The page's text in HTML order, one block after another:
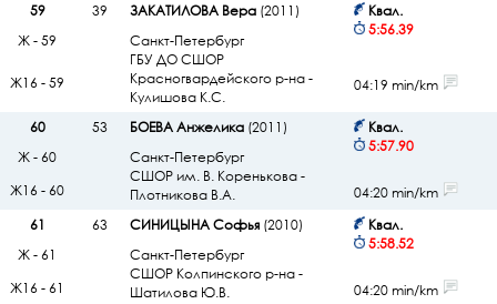
59
39 ЗАКАТИЛОВА Вера(2011)
Санкт-Петербург
ГБУ ДО СШОР
Красногвардейского р-на -
Кулишова К.С.
Квал.
5:56.39
Ж - 59
Ж16 - 59 04:19 min/km
60 53 БОЕВА Анжелика(2011)
Санкт-Петербург
СШОР им. В. Коренькова -
Плотникова В.А.
Квал.
5:57.90
Ж - 60
Ж16 - 60
04:20 min/km
61
63 СИНИЦЫНА Софья(2010)
Санкт-Петербург
СШОР Колпинского р-на -
Шатилова Ю.В.
Квал.
5:58.52
Ж - 61
Ж16 - 61
04:20 min/km